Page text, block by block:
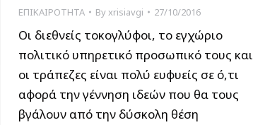
ΕΠΙΚΑΙΡΟΤΗΤΑ Byxrisiavgi 27/10/2016
Οι διεθνείς τοκογλύφοι, το εγχώριο
πολιτικό υπηρετικό προσωπικό τους και
οι τράπεζες είναι πολύ ευφυείς σε ό,τι
αφορά την γέννηση ιδεών που θα τους
βγάλουν από την δύσκολη θέση